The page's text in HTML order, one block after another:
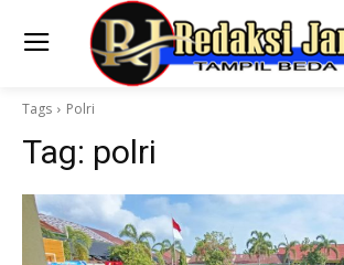
Tags Polri
Tag: polri